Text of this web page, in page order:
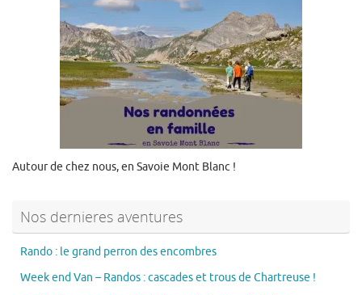
Autour de chez nous, en Savoie Mont Blanc !
Nos dernieres aventures
Rando : le grand perron des encombres
Week end Van – Randos : cascades et trous de Chartreuse !